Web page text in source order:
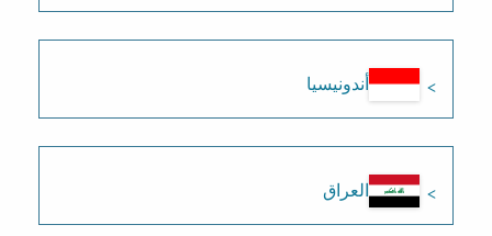
أندونيسيا
العراق